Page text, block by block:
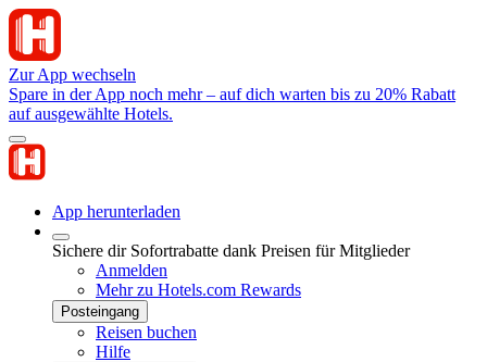
Zur App wechseln
Spare in der App noch mehr – auf dich warten bis zu 20% Rabatt
auf ausgewählte Hotels.
App herunterladen
Sichere dir Sofortrabatte dank Preisen für Mitglieder
Anmelden
Mehr zu Hotels.com Rewards
Posteingang
Reisen buchen
Hilfe